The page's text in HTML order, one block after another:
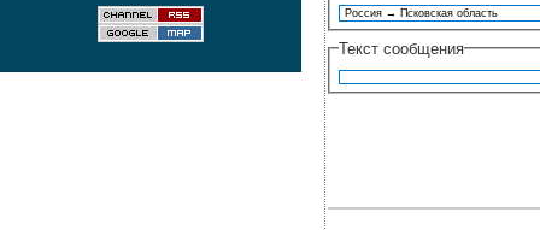
Текст сообщения